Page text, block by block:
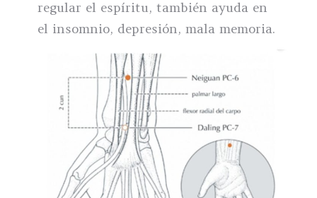
regular el espíritu, también ayuda en
el insomnio, depresión, mala memoria.